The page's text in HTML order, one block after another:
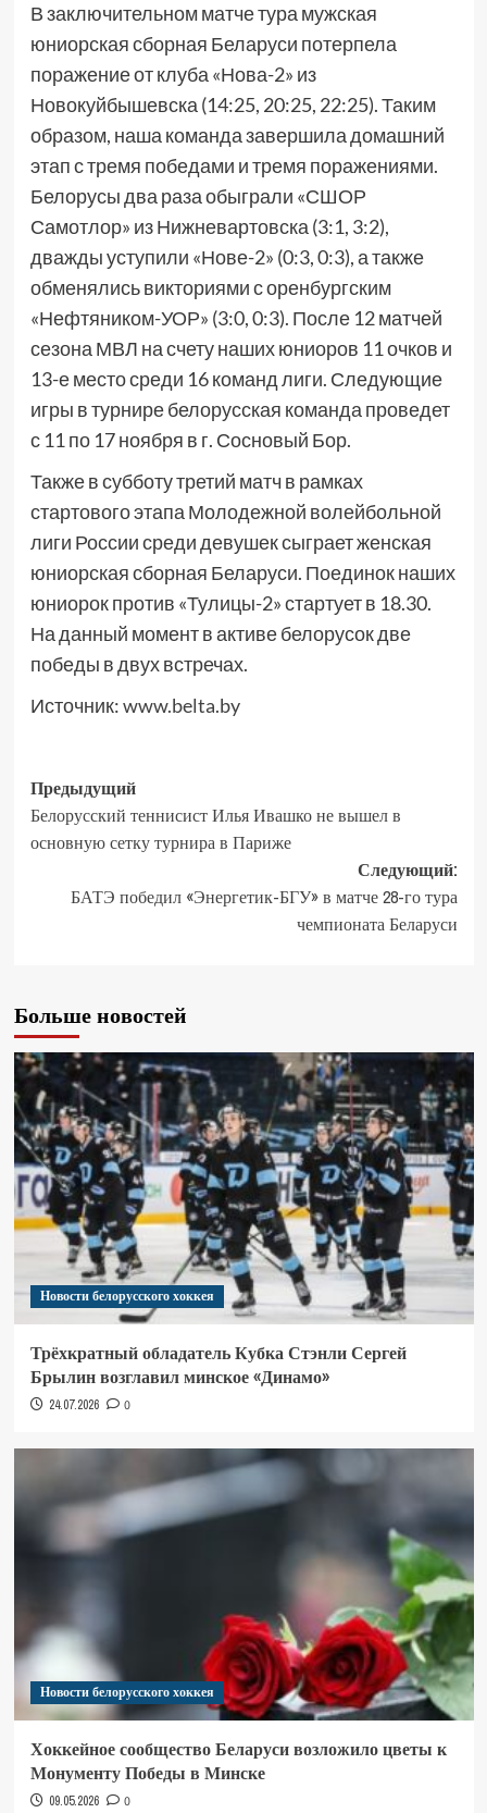
В заключительном матче тура мужская
юниорская сборная Беларуси потерпела
поражение от клуба «Нова-2» из
Новокуйбышевска (14:25, 20:25, 22:25). Таким
образом, наша команда завершила домашний
этап с тремя победами и тремя поражениями.
Белорусы два раза обыграли «СШОР
Самотлор» из Нижневартовска (3:1, 3:2),
дважды уступили «Нове-2» (0:3, 0:3), а также
обменялись викториями с оренбургским
«Нефтяником-УОР» (3:0, 0:3). После 12 матчей
сезона МВЛ на счету наших юниоров 11 очков и
13-е место среди 16 команд лиги. Следующие
игры в турнире белорусская команда проведет
с 11 по 17 ноября в г. Сосновый Бор.
Также в субботу третий матч в рамках
стартового этапа Молодежной волейбольной
лиги России среди девушек сыграет женская
юниорская сборная Беларуси. Поединок наших
юниорок против «Тулицы-2» стартует в 18.30.
На данный момент в активе белорусок две
победы в двух встречах.
Источник:www.belta.by
Предыдущий
Белорусский теннисист Илья Ивашко не вышел в
основную сетку турнира в Париже
Следующий:
БАТЭ победил «Энергетик-БГУ» в матче 28-го тура
чемпионата Беларуси
Больше новостей
Новости белорусского хоккея
Трёхкратный обладатель Кубка Стэнли Сергей
Брылин возглавил минское «Динамо»
24.07.2026 0
Новости белорусского хоккея
Хоккейное сообщество Беларуси возложило цветы к
Монументу Победы в Минске
09.05.2026 0